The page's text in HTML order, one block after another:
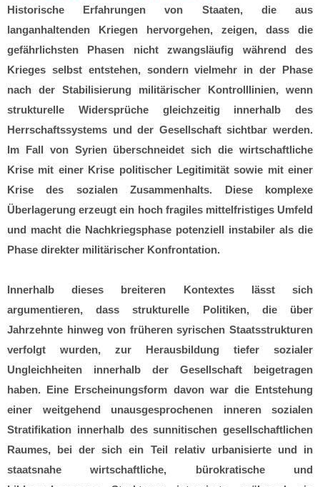
Historische Erfahrungen von Staaten, die aus
langanhaltenden Kriegen hervorgehen, zeigen, dass die
gefährlichsten Phasen nicht zwangsläufig während des
Krieges selbst entstehen, sondern vielmehr in der Phase
nach der Stabilisierung militärischer Kontrolllinien, wenn
strukturelle Widersprüche gleichzeitig innerhalb des
Herrschaftssystems und der Gesellschaft sichtbar werden.
Im Fall von Syrien überschneidet sich die wirtschaftliche
Krise mit einer Krise politischer Legitimität sowie mit einer
Krise des sozialen Zusammenhalts. Diese komplexe
Überlagerung erzeugt ein hoch fragiles mittelfristiges Umfeld
und macht die Nachkriegsphase potenziell instabiler als die
Phase direkter militärischer Konfrontation.
Innerhalb dieses breiteren Kontextes lässt sich
argumentieren, dass strukturelle Politiken, die über
Jahrzehnte hinweg von früheren syrischen Staatsstrukturen
verfolgt wurden, zur Herausbildung tiefer sozialer
Ungleichheiten innerhalb der Gesellschaft beigetragen
haben. Eine Erscheinungsform davon war die Entstehung
einer weitgehend unausgesprochenen inneren sozialen
Stratifikation innerhalb des sunnitischen gesellschaftlichen
Raumes, bei der sich ein Teil relativ urbanisierte und in
staatsnahe wirtschaftliche, bürokratische und